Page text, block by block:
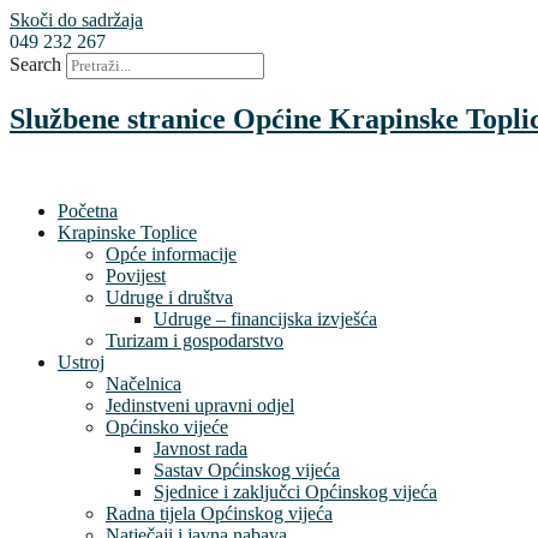
Skoči do sadržaja
049 232 267
Search
Službene stranice Općine Krapinske
Početna
Krapinske Toplice
Opće informacije
Povijest
Udruge i društva
Udruge – financijska izvješća
Turizam i gospodarstvo
Ustroj
Načelnica
Jedinstveni upravni odjel
Općinsko vijeće
Javnost rada
Sastav Općinskog vijeća
Sjednice i zaključci Općinskog vijeća
Radna tijela Općinskog vijeća